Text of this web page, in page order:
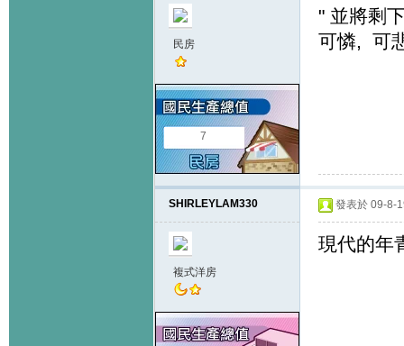
民房
7
" 並將剩
可憐, 可
SHIRLEYLAM330
複式洋房
發表於 09-8-
現代的年